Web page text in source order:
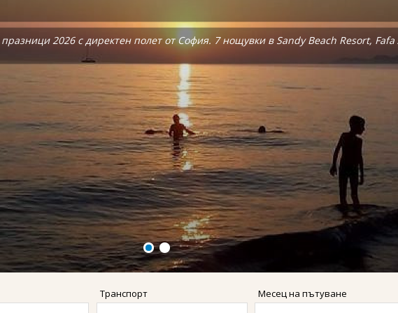
Бохол, Ел Нидо и Боракай.
2026 с директен полет от София. 7 нощувки в Sandy Beach Resort,
Бохол, Ел Нидо и Боракай.
2026 с директен полет от София. 7 нощувки в Sandy Beach Resort,
Транспорт Месец на пътуване